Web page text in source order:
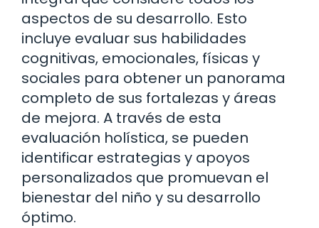
aspectos de su desarrollo. Esto
incluye evaluar sus habilidades
cognitivas, emocionales, físicas y
sociales para obtener un panorama
completo de sus fortalezas y áreas
de mejora. A través de esta
evaluación holística, se pueden
identificar estrategias y apoyos
personalizados que promuevan el
bienestar del niño y su desarrollo
óptimo.